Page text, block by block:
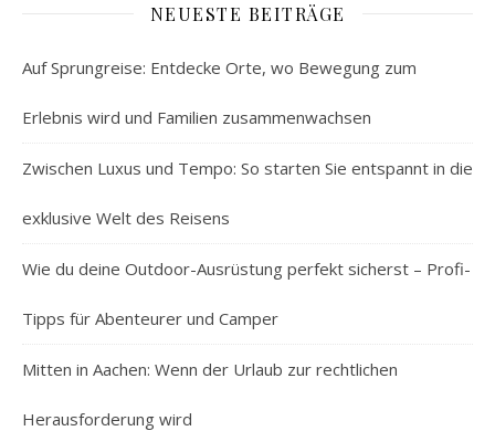
NEUESTE BEITRÄGE
Auf Sprungreise: Entdecke Orte, wo Bewegung zum
Erlebnis wird und Familien zusammenwachsen
Zwischen Luxus und Tempo: So starten Sie entspannt in die
exklusive Welt des Reisens
Wie du deine Outdoor-Ausrüstung perfekt sicherst – Profi-
Tipps für Abenteurer und Camper
Mitten in Aachen: Wenn der Urlaub zur rechtlichen
Herausforderung wird